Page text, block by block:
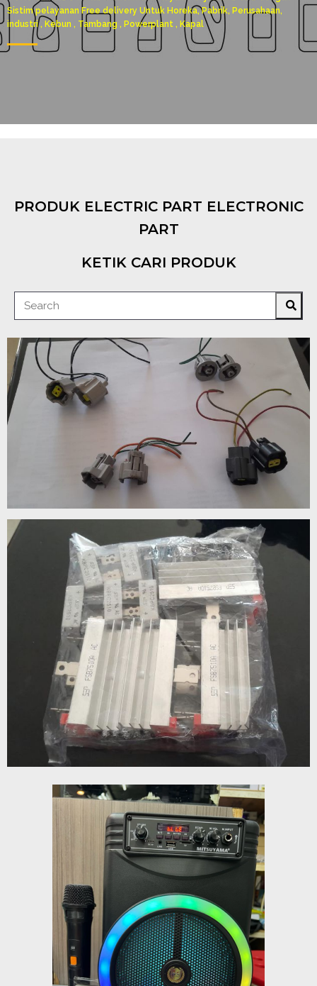
Sistim pelayanan Free delivery Untuk Horeka, Pabrik, Perusahaan,
industri , Kebun , Tambang , Powerplant , Kapal
PRODUK ELECTRIC PART ELECTRONIC
PART
KETIK CARI PRODUK